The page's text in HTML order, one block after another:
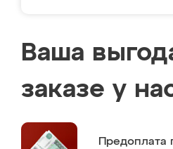
Ваша
заказе у
Предоплата